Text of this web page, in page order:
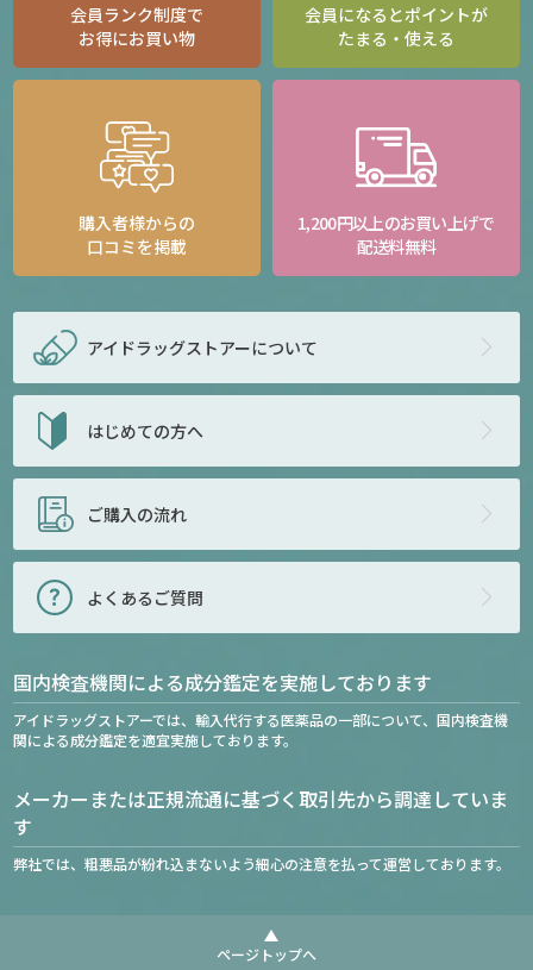
会員ランク制度で
お得にお買い物
会員になるとポイントが
たまる・使える
購入者様からの
口コミを掲載
1,200円以上のお買い上げで
配送料無料
アイドラッグストアーについて
はじめての方へ
ご購入の流れ
よくあるご質問
国内検査機関による成分鑑定を実施しております
アイドラッグストアーでは、輸入代行する医薬品の一部について、国内検査機
関による成分鑑定を適宜実施しております。
メーカーまたは正規流通に基づく取引先から調達していま
す
弊社では、粗悪品が紛れ込まないよう細心の注意を払って運営しております。
ページトップへ